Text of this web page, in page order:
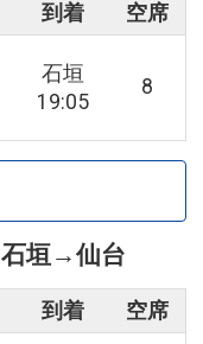
到着 空席
石垣
19:05
8
石垣→仙台
到着 空席